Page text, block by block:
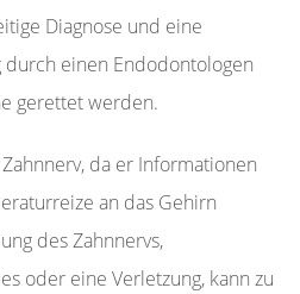
Diagnose und eine
einen Endodontologen
gerettet werden.
da er Informationen
an das Gehirn
des Zahnnervs,
oder eine Verletzung, kann zu